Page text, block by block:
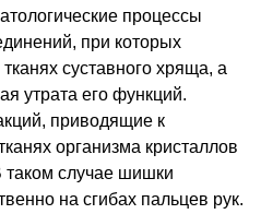
процессы
при которых
суставного хряща, а
утрата его функций.
приводящие к
организма кристаллов
таком случае шишки
на сгибах пальцев рук.